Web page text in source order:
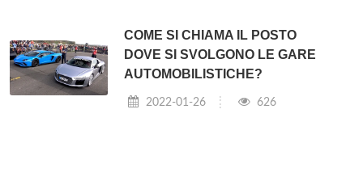
COME SI CHIAMA IL POSTO
DOVE SI SVOLGONO LE GARE
AUTOMOBILISTICHE?
2022-01-26 626